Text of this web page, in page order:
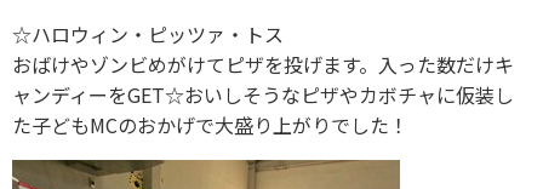
☆ハロウィン・ピッツァ・トス
おばけやゾンビめがけてピザを投げます。入った数だけキ
ャンディーをGET☆おいしそうなピザやカボチャに仮装し
た子どもMCのおかげで大盛り上がりでした！